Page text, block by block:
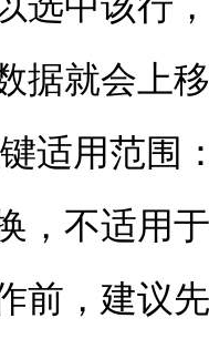
据就会上
适用范围
，不适用
前，建议